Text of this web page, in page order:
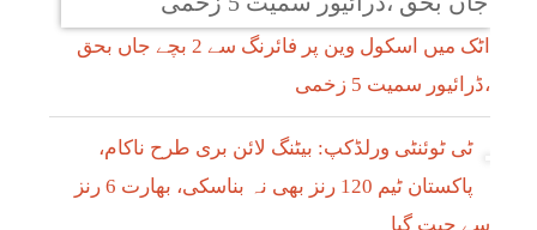
اٹک میں اسکول وین پر فائرنگ سے 2 بچے جاں بحق
،ڈرائیور سمیت 5 زخمی
ٹی ٹوئنٹی ورلڈکپ: بیٹنگ لائن بری طرح ناکام،
پاکستان ٹیم 120 رنز بھی نہ بناسکی، بھارت 6 رنز
سے جیت گیا